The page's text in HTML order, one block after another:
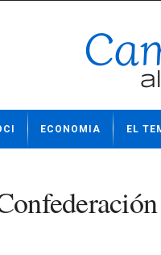
ECONOMIA EL